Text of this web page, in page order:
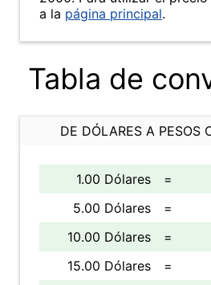
a la página principal.
Tabla de
DE DÓLARES A PESOS
1.00 Dólares =
5.00 Dólares
=
10.00 Dólares
=
15.00 Dólares
=